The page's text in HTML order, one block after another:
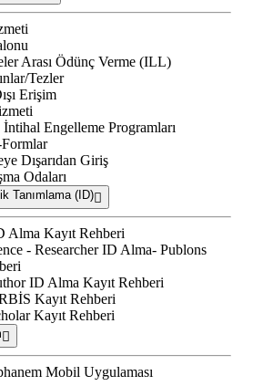
Arası Ödünç Verme (ILL)
Tezler
Erişim
Engelleme Programları
Dışarıdan Giriş
Odaları
Tanımlama (ID)
Alma Kayıt Rehberi
- Researcher ID Alma- Publons
ID Alma Kayıt Rehberi
Kayıt Rehberi
Kayıt Rehberi
Mobil Uygulaması